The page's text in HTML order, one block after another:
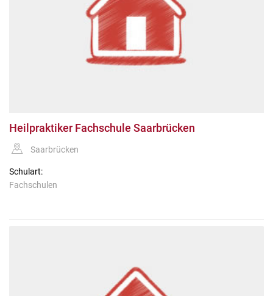
Heilpraktiker Fachschule Saarbrücken
Saarbrücken
Schulart:
Fachschulen